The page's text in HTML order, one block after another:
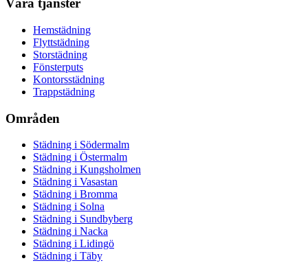
Våra tjänster
Hemstädning
Flyttstädning
Storstädning
Fönsterputs
Kontorsstädning
Trappstädning
Områden
Städning i Södermalm
Städning i Östermalm
Städning i Kungsholmen
Städning i Vasastan
Städning i Bromma
Städning i Solna
Städning i Sundbyberg
Städning i Nacka
Städning i Lidingö
Städning i Täby